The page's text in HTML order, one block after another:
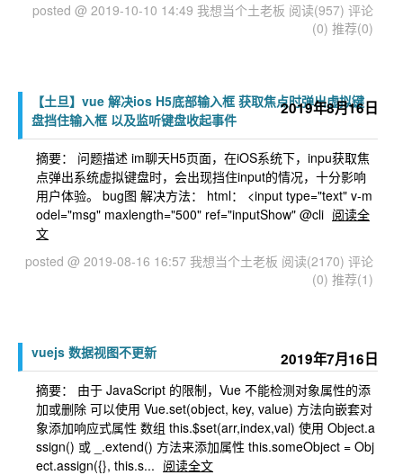
posted @ 2019-10-10 14:49 我想当个土老板 阅读(957) 评论
(0) 推荐(0)
2019年8月16日
【土旦】vue 解决ios H5底部输入框 获取焦点时弹出虚拟键
盘挡住输入框 以及监听键盘收起事件
摘要： 问题描述 im聊天H5页面，在iOS系统下，inpu获取焦
点弹出系统虚拟键盘时，会出现挡住input的情况，十分影响
用户体验。 bug图 解决方法： html： <input type="text" v-m
odel="msg" maxlength="500" ref="inputShow" @cli 阅读全
文
posted @ 2019-08-16 16:57 我想当个土老板 阅读(2170) 评论
(0) 推荐(1)
2019年7月16日
vuejs 数据视图不更新
摘要： 由于 JavaScript 的限制，Vue 不能检测对象属性的添
加或删除 可以使用 Vue.set(object, key, value) 方法向嵌套对
象添加响应式属性 数组 this.$set(arr,index,val) 使用 Object.a
ssign() 或 _.extend() 方法来添加属性 this.someObject = Obj
ect.assign({}, this.s... 阅读全文